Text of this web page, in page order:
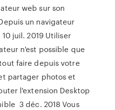
web sur son
un navigateur
juil. 2019 Utiliser
n'est possible que
faire depuis votre
partager photos et
l'extension Desktop
3 déc. 2018 Vous